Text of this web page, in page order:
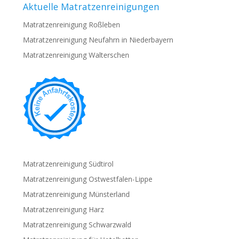
Aktuelle Matratzenreinigungen
Matratzenreinigung Roßleben
Matratzenreinigung Neufahrn in Niederbayern
Matratzenreinigung Walterschen
Matratzenreinigung Südtirol
Matratzenreinigung Ostwestfalen-Lippe
Matratzenreinigung Münsterland
Matratzenreinigung Harz
Matratzenreinigung Schwarzwald